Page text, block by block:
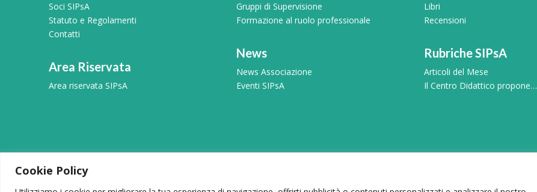
Cookie Policy
Soci SIPsA
Statuto e Regolamenti
Contatti
Area Riservata
Area riservata SIPsA
Gruppi di Supervisione
Formazione al ruolo professionale
News
News Associazione
Eventi SIPsA
Libri
Recensioni
Rubriche SIPsA
Articoli del Mese
Il Centro Didattico propone…